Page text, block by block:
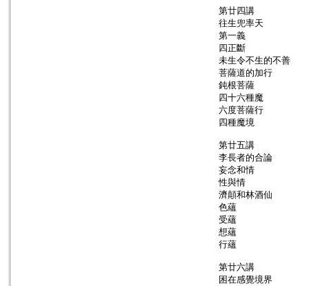
第廿四講
往生兜率天
第一義
四正斷
未生令不生的不善
菩薩道的加行
鈍根菩薩
四十六種魔
六度菩薩行
四種魔境
第廿五講
李長者的合論
妄念和情
性與情
濟顛和林酒仙
色蘊
受蘊
想蘊
行蘊
第廿六講
困在感覺境界